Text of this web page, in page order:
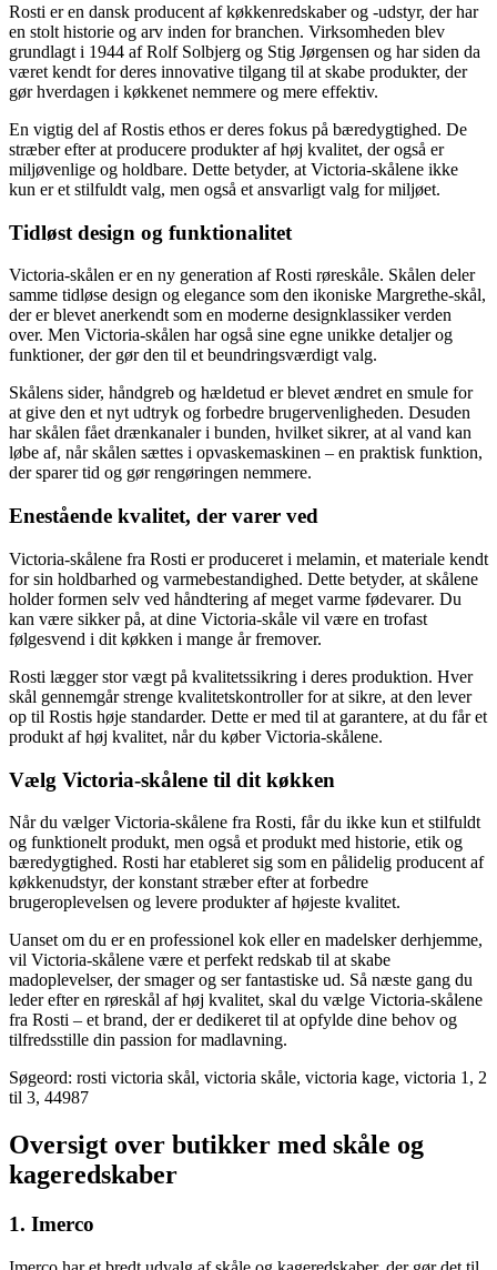
Rosti er en dansk producent af køkkenredskaber og -udstyr, der har
en stolt historie og arv inden for branchen. Virksomheden blev
grundlagt i 1944 af Rolf Solbjerg og Stig Jørgensen og har siden da
været kendt for deres innovative tilgang til at skabe produkter, der
gør hverdagen i køkkenet nemmere og mere effektiv.
En vigtig del af Rostis ethos er deres fokus på bæredygtighed. De
stræber efter at producere produkter af høj kvalitet, der også er
miljøvenlige og holdbare. Dette betyder, at Victoria-skålene ikke
kun er et stilfuldt valg, men også et ansvarligt valg for miljøet.
Tidløst design og funktionalitet
Victoria-skålen er en ny generation af Rosti røreskåle. Skålen deler
samme tidløse design og elegance som den ikoniske Margrethe-skål,
der er blevet anerkendt som en moderne designklassiker verden
over. Men Victoria-skålen har også sine egne unikke detaljer og
funktioner, der gør den til et beundringsværdigt valg.
Skålens sider, håndgreb og hældetud er blevet ændret en smule for
at give den et nyt udtryk og forbedre brugervenligheden. Desuden
har skålen fået drænkanaler i bunden, hvilket sikrer, at al vand kan
løbe af, når skålen sættes i opvaskemaskinen – en praktisk funktion,
der sparer tid og gør rengøringen nemmere.
Enestående kvalitet, der varer ved
Victoria-skålene fra Rosti er produceret i melamin, et materiale kendt
for sin holdbarhed og varmebestandighed. Dette betyder, at skålene
holder formen selv ved håndtering af meget varme fødevarer. Du
kan være sikker på, at dine Victoria-skåle vil være en trofast
følgesvend i dit køkken i mange år fremover.
Rosti lægger stor vægt på kvalitetssikring i deres produktion. Hver
skål gennemgår strenge kvalitetskontroller for at sikre, at den lever
op til Rostis høje standarder. Dette er med til at garantere, at du får et
produkt af høj kvalitet, når du køber Victoria-skålene.
Vælg Victoria-skålene til dit køkken
Når du vælger Victoria-skålene fra Rosti, får du ikke kun et stilfuldt
og funktionelt produkt, men også et produkt med historie, etik og
bæredygtighed. Rosti har etableret sig som en pålidelig producent af
køkkenudstyr, der konstant stræber efter at forbedre
brugeroplevelsen og levere produkter af højeste kvalitet.
Uanset om du er en professionel kok eller en madelsker derhjemme,
vil Victoria-skålene være et perfekt redskab til at skabe
madoplevelser, der smager og ser fantastiske ud. Så næste gang du
leder efter en røreskål af høj kvalitet, skal du vælge Victoria-skålene
fra Rosti – et brand, der er dedikeret til at opfylde dine behov og
tilfredsstille din passion for madlavning.
Søgeord: rosti victoria skål, victoria skåle, victoria kage, victoria 1, 2
til 3, 44987
Oversigt over butikker med skåle og
kageredskaber
1. Imerco